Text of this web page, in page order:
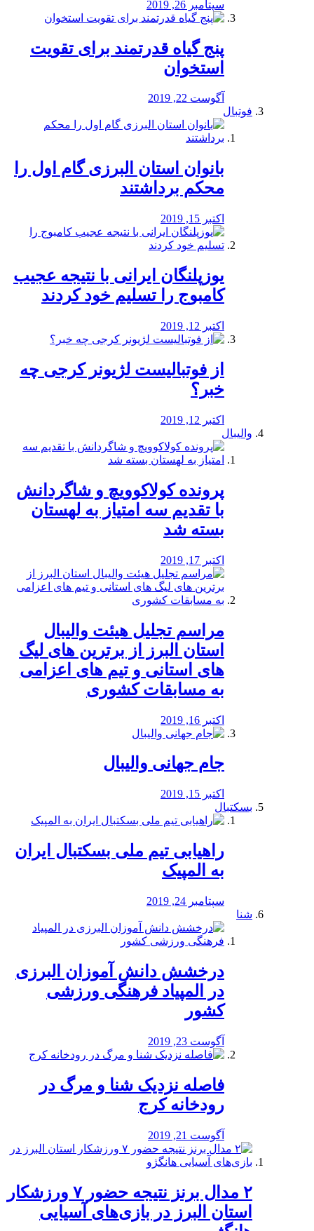
سپتامبر 26, 2019
پنج گیاه قدرتمند برای تقویت
استخوان
آگوست 22, 2019
فوتبال
بانوان استان البرزی گام اول را
محكم برداشتند
اکتبر 15, 2019
یوزپلنگان ایرانی با نتیجه عجیب
کامبوج را تسلیم خود کردند
اکتبر 12, 2019
از فوتبالیست لژیونر کرجی چه
خبر؟
اکتبر 12, 2019
والیبال
پرونده کولاکوویچ و شاگردانش
با تقدیم سه امتیاز به لهستان
بسته شد
اکتبر 17, 2019
مراسم تجلیل هیئت والیبال
استان البرز از برترین های لیگ
های استانی و تیم های اعزامی
به مسابقات کشوری
اکتبر 16, 2019
جام جهانی والیبال
اکتبر 15, 2019
بسکتبال
راهیابی تیم ملی بسکتبال ایران
به المپیک
سپتامبر 24, 2019
شنا
درخشش دانش آموزان البرزی
در المپیاد فرهنگی ورزشی
کشور
آگوست 23, 2019
️فاصله نزدیک شنا و مرگ در
رودخانه کرج
آگوست 21, 2019
۲ مدال برنز نتیجه حضور ۷ ورزشکار
استان البرز در بازی‌های آسیایی